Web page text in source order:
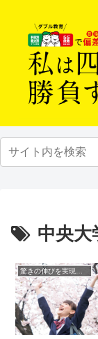
中央大